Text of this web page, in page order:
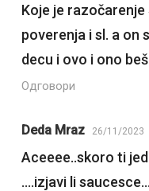
Koje je razočarenje
poverenja i sl. a on
decu i ovo i ono
Одговори
Deda Mraz 26/11/2023
Aceeee..skoro ti
….izjavi li